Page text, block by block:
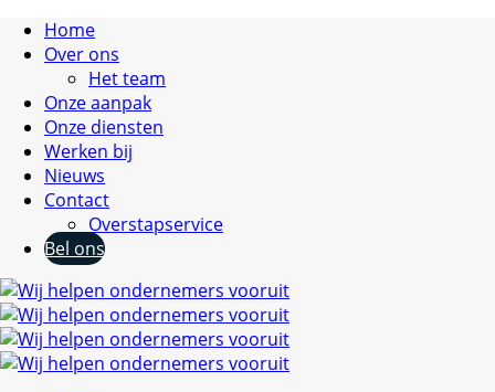
Home
Over ons
Het team
Onze aanpak
Onze diensten
Werken bij
Nieuws
Contact
Overstapservice
Bel ons